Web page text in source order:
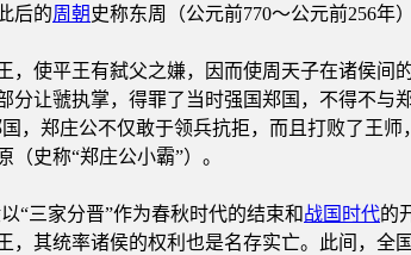
后的周朝 史称东周（公元前770～公元前256年）
，使平王有弑父之嫌，因而使周天子在诸侯间
让虢执掌，得罪了当时强国郑国，不得不与
，郑庄公不仅敢于领兵抗拒，而且打败了王
史称“郑庄公小霸”）。
“三家分晋”作为春秋时代的结束和战国时代的
其统率诸侯的权利也是名存实亡。此间，全